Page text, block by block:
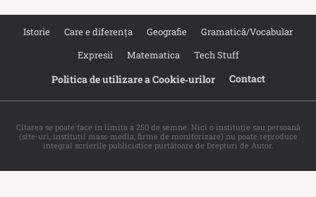
Istorie Care e diferența Geografie
Gramatică/Vocabular
Expresii
Matematica Tech Stuff
Politica de utilizare a Cookie‐urilor Contact
Citarea se poate face în limita a 250 de semne. Nici o instituţie sau persoană
(site-uri, instituţii mass-media, firme de monitorizare) nu poate reproduce
integral scrierile publicistice purtătoare de Drepturi de Autor.